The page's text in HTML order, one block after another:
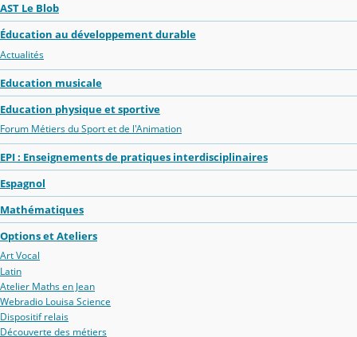
AST Le Blob
Éducation au développement durable
Actualités
Education musicale
Education physique et sportive
Forum Métiers du Sport et de l'Animation
EPI : Enseignements de pratiques interdisciplinaires
Espagnol
Mathématiques
Options et Ateliers
Art Vocal
Latin
Atelier Maths en Jean
Webradio Louisa Science
Dispositif relais
Découverte des métiers